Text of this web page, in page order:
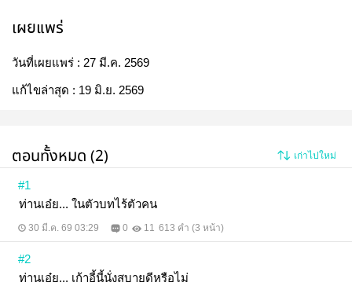
เผยแพร่
วันที่เผยแพร่ : 27 มี.ค. 2569
แก้ไขล่าสุด : 19 มิ.ย. 2569
ตอนทั้งหมด (2) เก่าไปใหม่
#1
ท่านเอ๋ย... ในตัวบทไร้ตัวคน
30 มี.ค. 69 03:29 0 11 613 คำ (3 หน้า)
#2
ท่านเอ๋ย... เก้าอี้นี้นั่งสบายดีหรือไม่